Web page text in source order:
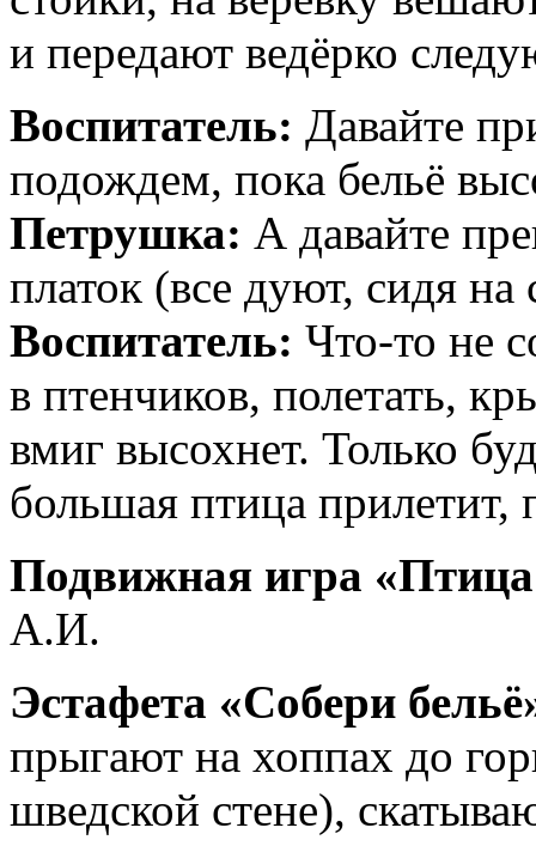
и передают ведёрко
Воспитатель: Давайте
подождем, пока бельё
Петрушка: А давайте
платок (все дуют, сидя на
Воспитатель: Что-то не
в птенчиков, полетать,
вмиг высохнет. Только
большая птица прилетит,
Подвижная игра
А.И.
Эстафета «Собери
прыгают на хоппах до
шведской стене),